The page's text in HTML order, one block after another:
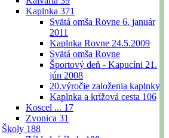
Kaplnka 371
Svätá omša Rovne 6. január
2011
Kaplnka Rovne 24.5.2009
Svätá omša Rovne
Športový deň - Kapucíni 21.
jún 2008
20.výročie založenia kaplnky
Kaplnka a krížová cesta 106
Koscel ... 17
Zvonica 31
Školy 188